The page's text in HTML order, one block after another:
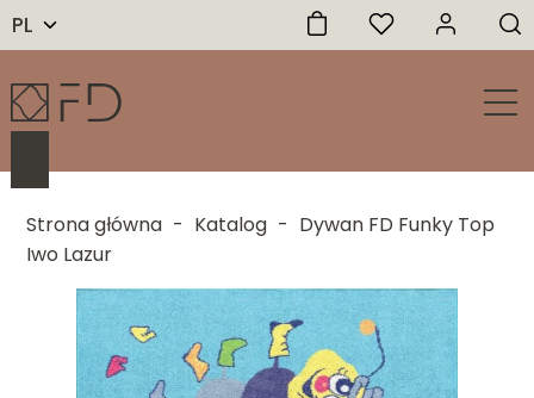
PL
Strona główna - Katalog - Dywan FD Funky Top
Iwo Lazur